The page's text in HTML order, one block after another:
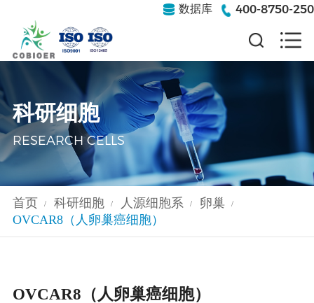
数据库 400-8750-250
科研细胞
RESEARCH CELLS
首页 / 科研细胞 / 人源细胞系 / 卵巢 /
OVCAR8（人卵巢癌细胞）
OVCAR8（人卵巢癌细胞）